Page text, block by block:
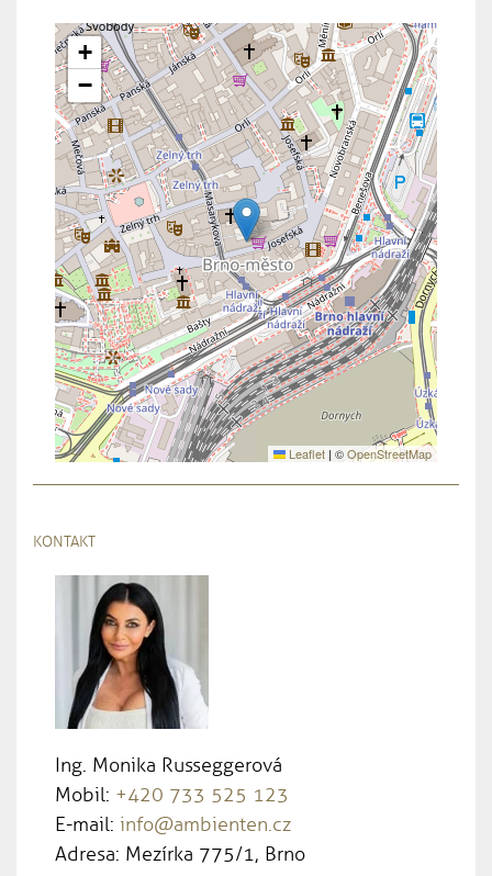
+
−
Leaflet | ©OpenStreetMap
KONTAKT
Ing. Monika Russeggerová
Mobil: +420 733 525 123
E-mail: info@ambienten.cz
Adresa: Mezírka 775/1, Brno